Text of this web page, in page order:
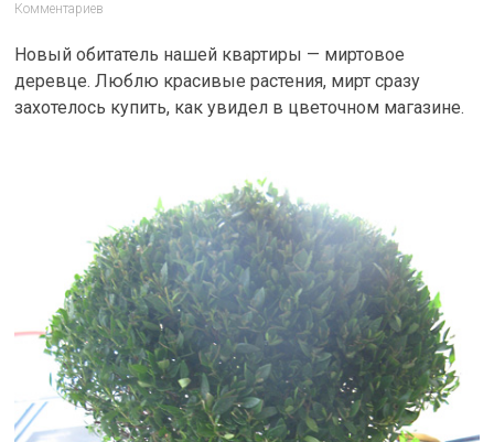
Комментариев
Новый обитатель нашей квартиры — миртовое
деревце. Люблю красивые растения, мирт сразу
захотелось купить, как увидел в цветочном магазине.